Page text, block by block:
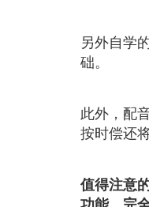
另外自学
础。
此外，配
按时偿还
值得注意